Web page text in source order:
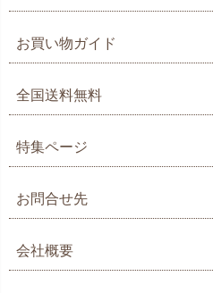
お買い物ガイド
全国送料無料
特集ページ
お問合せ先
会社概要